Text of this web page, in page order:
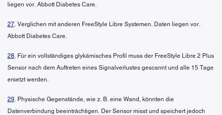
liegen vor. Abbott Diabetes Care.
27. Verglichen mit anderen FreeStyle Libre Systemen. Daten liegen vor.
Abbott Diabetes Care.
28. Für ein vollständiges glykämisches Profil muss der FreeStyle Libre 2 Plus
Sensor nach dem Auftreten eines Signalverlustes gescannt und alle 15 Tage
ersetzt werden.
29. Physische Gegenstände, wie z. B. eine Wand, könnten die
Datenverbindung beeinträchtigen. Der Sensor misst und speichert jedoch